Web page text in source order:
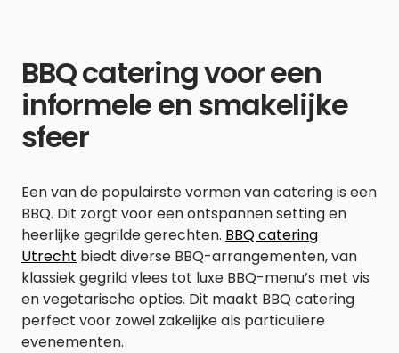
BBQ catering voor een
informele en smakelijke
sfeer
Een van de populairste vormen van catering is een
BBQ. Dit zorgt voor een ontspannen setting en
heerlijke gegrilde gerechten. BBQ catering
Utrecht biedt diverse BBQ-arrangementen, van
klassiek gegrild vlees tot luxe BBQ-menu’s met vis
en vegetarische opties. Dit maakt BBQ catering
perfect voor zowel zakelijke als particuliere
evenementen.